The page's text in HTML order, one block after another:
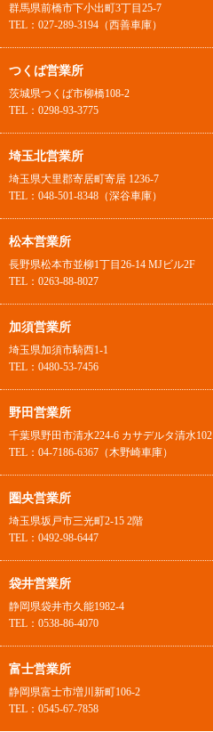
群馬県前橋市下小出町3丁目25-7
TEL：027-289-3194（西善車庫）
つくば営業所
茨城県つくば市柳橋108-2
TEL：0298-93-3775
埼玉北営業所
埼玉県大里郡寄居町寄居 1236-7
TEL：048-501-8348（深谷車庫）
松本営業所
長野県松本市並柳1丁目26-14 MJビル2F
TEL：0263-88-8027
加須営業所
埼玉県加須市騎西1-1
TEL：0480-53-7456
野田営業所
千葉県野田市清水224-6 カサデルタ清水102
TEL：04-7186-6367（木野崎車庫）
圏央営業所
埼玉県坂戸市三光町2-15 2階
TEL：0492-98-6447
袋井営業所
静岡県袋井市久能1982-4
TEL：0538-86-4070
富士営業所
静岡県富士市増川新町106-2
TEL：0545-67-7858